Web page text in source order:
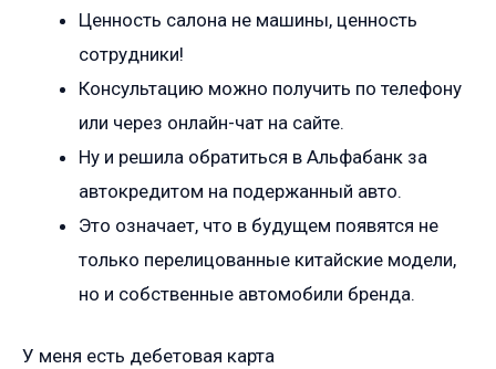
Ценность салона не машины, ценность
сотрудники!
Консультацию можно получить по телефону
или через онлайн-чат на сайте.
Ну и решила обратиться в Альфабанк за
автокредитом на подержанный авто.
Это означает, что в будущем появятся не
только перелицованные китайские модели,
но и собственные автомобили бренда.
У меня есть дебетовая карта